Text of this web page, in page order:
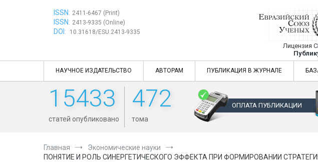
ISSN: 2411-6467 (Print)
ISSN: 2413-9335 (Online)
DOI: 10.31618/ESU.2413-9335
Евразийский
Лицензия
Евразийский Союз Ученых —
НАУЧНОЕ ИЗДАТЕЛЬСТВО АВТОРАМ ПУБЛИКАЦИЯ В ЖУРНАЛЕ
15433
статей опубликовано
472
тома
ОПЛАТА ПУБЛИКАЦИИ
Главная
Экономические науки
ПОНЯТИЕ И РОЛЬ СИНЕРГЕТИЧЕСКОГО ЭФФЕКТА ПРИ ФОРМИРОВАНИИ